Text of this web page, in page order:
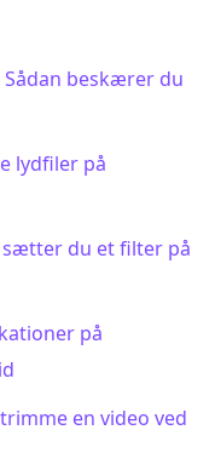
Sådan beskærer du
lydfiler på
du et filter på
på
en video ved